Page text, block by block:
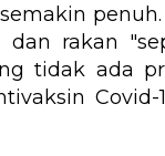
penuh.
rakan
tidak ada
Covid-